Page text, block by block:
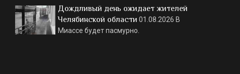
Дождливый день ожидает жителей
Челябинской области 01.08.2026 В
Миассе будет пасмурно.